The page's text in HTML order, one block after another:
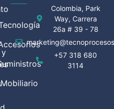
Mobiliario
Colombia, Park
Way, Carrera
26a # 39 - 78
+57 318 680
3114